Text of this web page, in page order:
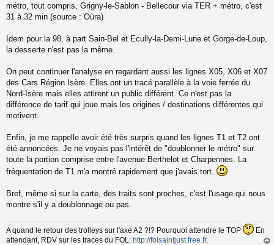
u
métro, tout compris, Grigny-le-Sablon - Bellecour via TER + métro, c'est
31 à 32 min (source : Oùra)
Idem pour la 98, à part Sain-Bel et Ecully-la-Demi-Lune et Gorge-de-Loup,
la desserte n'est pas la même.
On peut continuer l'analyse en regardant aussi les lignes X05, X06 et X07
des Cars Région Isère. Elles ont un tracé parallèle à la voie ferrée du
Nord-Isère mais elles attirent un public différent. Ce n'est pas la
différence de tarif qui joue mais les origines / destinations différentes qui
motivent.
Enfin, je me rappelle avoir été très surpris quand les lignes T1 et T2 ont
été annoncées. Je ne voyais pas l'intérêt de "doublonner le métro" sur
toute la portion comprise entre l'avenue Berthelot et Charpennes. La
fréquentation de T1 m'a montré rapidement que j'avais tort.
Bref, même si sur la carte, des traits sont proches, c'est l'usage qui nous
montre s'il y a doublonnage ou pas.
A quand le retour des trolleys sur l'axe A2 ?!? Pourquoi attendre le TOP
En
attendant, RDV sur les traces du FOL: http://folsaintjust.free.fr.